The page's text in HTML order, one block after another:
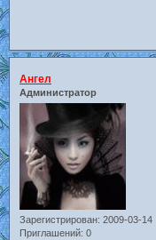
Ангел
Администратор
Зарегистрирован: 2009-03-14
Приглашений: 0